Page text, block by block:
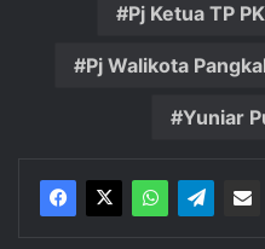
Pj Ketua TP
Pj Walikota
Yuniar